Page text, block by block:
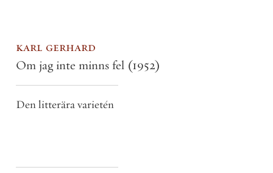
karl gerhard
Om jag inte minns fel (1952)
Den litterära varietén